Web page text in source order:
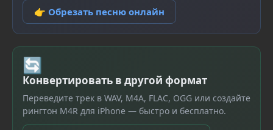
👉 Обрезать песню онлайн
🔄
Конвертировать в другой формат
Переведите трек в WAV, M4A, FLAC, OGG или создайте
рингтон M4R для iPhone — быстро и бесплатно.